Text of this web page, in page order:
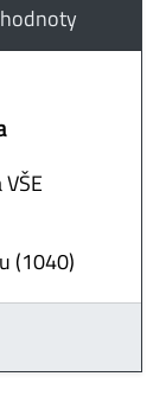
(1040)